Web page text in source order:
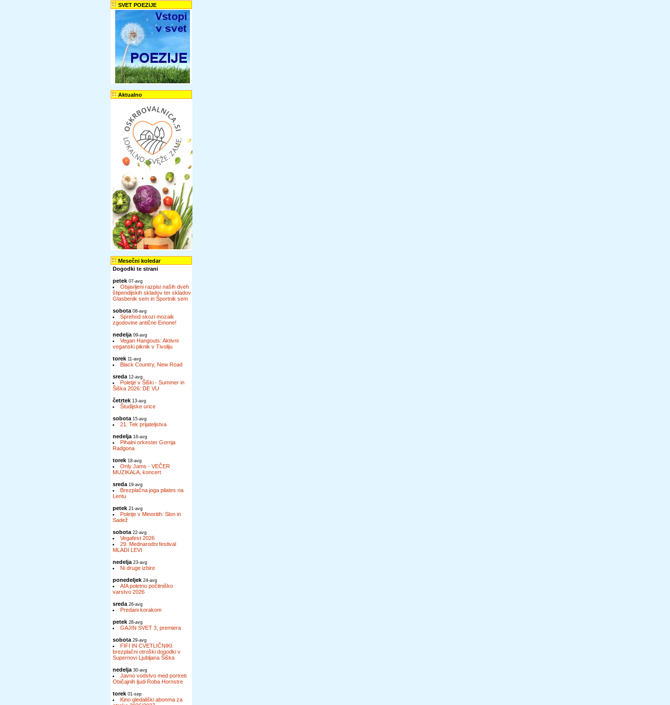
SVET POEZIJE
Aktualno
Mesečni koledar
Dogodki te strani
petek 07-avg
Objavljeni razpisi naših dveh
štipendijskih skladov ter skladov
Glasbenik sem in Športnik sem
sobota 08-avg
Sprehod skozi mozaik
zgodovine antične Emone!
nedelja 09-avg
Vegan Hangouts: Aktivni
veganski piknik v Tivoliju
torek 11-avg
Black Country, New Road
sreda 12-avg
Poletje v Šiški - Summer in
Šiška 2026: DE VU
četrtek 13-avg
Študijske urice
sobota 15-avg
21. Tek prijateljstva
nedelja 16-avg
Pihalni orkester Gornja
Radgona
torek 18-avg
Only Jams - VEČER
MUZIKALA, koncert
sreda 19-avg
Brezplačna joga pilates na
Lentu
petek 21-avg
Poletje v Minoritih: Slon in
Sadež
sobota 22-avg
Vegafest 2026
29. Mednarodni festival
MLADI LEVI
nedelja 23-avg
Ni druge izbire
ponedeljek 24-avg
AIA poletno počitniško
varstvo 2026
sreda 26-avg
Predani korakom
petek 28-avg
GAJIN SVET 3, premiera
sobota 29-avg
FIFI IN CVETLIČNIKI:
brezplačni otroški dogodki v
Supernovi Ljubljana Šiška
nedelja 30-avg
Javno vodstvo med portreti
Običajnih ljudi Roba Hornstre
torek 01-sep
Kino gledališki abonma za